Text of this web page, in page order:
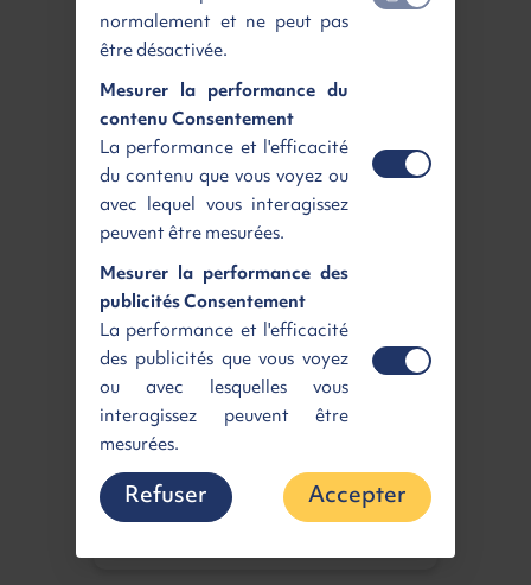
RENAULT TRAFIC VAN L2H1
Advance + Caméra
3T Blue dCI 150 Auto
Diesel | Neuf | Automatique 3
Loyer
462 €
Retour gagnant
Disponible Voir
normalement et ne peut pas
être désactivée.
Mesurer la performance du
contenu Consentement
La performance et l'efficacité
du contenu que vous voyez ou
avec lequel vous interagissez
peuvent être mesurées.
Mesurer la performance des
publicités Consentement
La performance et l'efficacité
des publicités que vous voyez
ou avec lesquelles vous
interagissez peuvent être
mesurées.
Refuser Accepter